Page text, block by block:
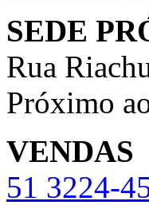
SEDE
Rua
Próximo
VENDAS
51 3224-